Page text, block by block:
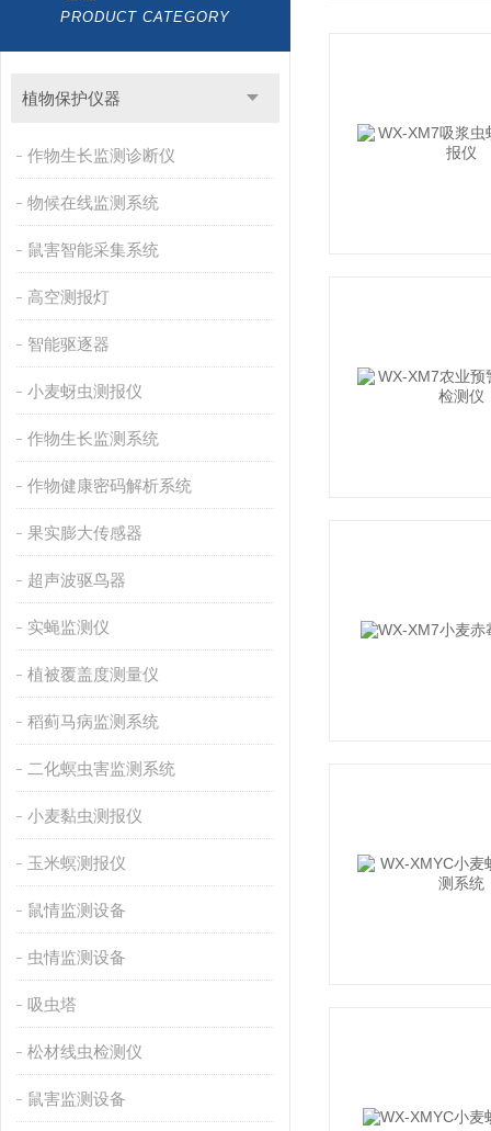
PRODUCT CATEGORY
植物保护仪器
作物生长监测诊断仪
物候在线监测系统
鼠害智能采集系统
高空测报灯
智能驱逐器
小麦蚜虫测报仪
作物生长监测系统
作物健康密码解析系统
果实膨大传感器
超声波驱鸟器
实蝇监测仪
植被覆盖度测量仪
稻蓟马病监测系统
二化螟虫害监测系统
小麦黏虫测报仪
玉米螟测报仪
鼠情监测设备
虫情监测设备
吸虫塔
松材线虫检测仪
鼠害监测设备